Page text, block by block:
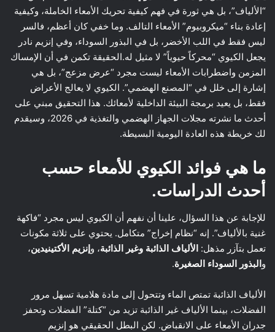
“الألياف”، بل هي ثورة في فهم كيفية تحريك الأمعاء الخاملة، وكيفية
إعادة بناء “ميكروبيوم” الأمعاء التالف. وما خفي كان أعظم، فالسر
ليس فقط في اللب الأخضر، بل في البذور السوداء، وفي إنزيم نادر
يجعل الكيوي “محركاً حيوياً” لا مثيل له.الحقيقة تكمن في أن الإمساك
المزمن واضطرابات الأمعاء ليست مجرد “عرض مزعج”، بل هي
إشارة إلى خلل في “المصنع الهضمي”. الكيوي لا يعالج الأعراض
فقط، بل يعيد برمجة البيئة الداخلية لأمعائك. هذا التحقيق مبني على
أحدث ما نشرته مجلات الجهاز الهضمي والتغذية في 2026، وسيقدم
لك خريطة هذه العادة اليومية البسيطة.
ما هي فوائد الكيوي للأمعاء حسب
أحدث الدراسات.
للإجابة عن هذا السؤال، علينا أن نفهم أن الكيوي ليس مجرد “فاكهة
غنية بالألياف”. إنه “نظام إخراج” متكامل. يحتوي على ثلاثة مكونات
تعمل بتآزر مذهل: الألياف الذائبة وغير الذائبة، وإنزيم الأكتينيدين،
و البذور السوداء الصغيرة.
الألياف الذائبة تمتص الماء وتتحول إلى مادة هلامية تسهل مرور
الفضلات، بينما الألياف غير الذائبة تزيد من “كتلة” الفضلات وتحفز
جدران الأمعاء على الانقباض. لكن البطل الحقيقي هو إنزيم